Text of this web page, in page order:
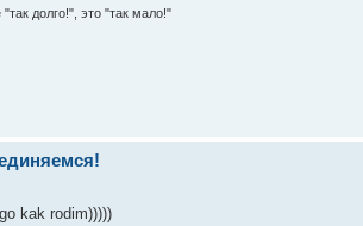
долго!", это "так мало!"
kak rodim)))))